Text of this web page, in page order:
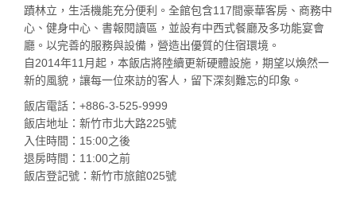
蹟林立，生活機能充分便利。全館包含117間豪華客房、商務中
心、健身中心、書報閱讀區，並設有中西式餐廳及多功能宴會
廳。以完善的服務與設備，營造出優質的住宿環境。
自2014年11月起，本飯店將陸續更新硬體設施，期望以煥然一
新的風貌，讓每一位來訪的客人，留下深刻難忘的印象。
飯店電話：+886-3-525-9999
飯店地址：新竹市北大路225號
入住時間：15:00之後
退房時間：11:00之前
飯店登記號：新竹市旅館025號